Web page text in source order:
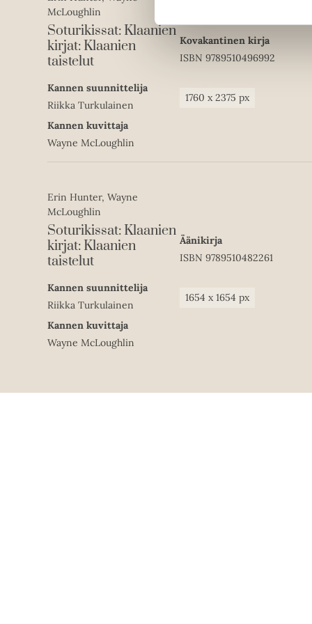
McLoughlin
Soturikissat: Klaanien
kirjat: Klaanien
taistelut
Kannen suunnittelija
Riikka Turkulainen
Kannen kuvittaja
Wayne McLoughlin
Kovakantinen kirja
ISBN 9789510496992
1760 x 2375 px
Erin Hunter, Wayne
McLoughlin
Soturikissat: Klaanien
kirjat: Klaanien
taistelut
Kannen suunnittelija
Riikka Turkulainen
Kannen kuvittaja
Wayne McLoughlin
Äänikirja
ISBN 9789510482261
1654 x 1654 px